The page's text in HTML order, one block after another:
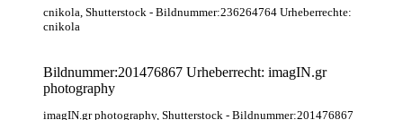
cnikola, Shutterstock - Bildnummer:236264764 Urheberrechte:
cnikola
Bildnummer:201476867 Urheberrecht: imagIN.gr
photography
imagIN.gr photography, Shutterstock - Bildnummer:201476867